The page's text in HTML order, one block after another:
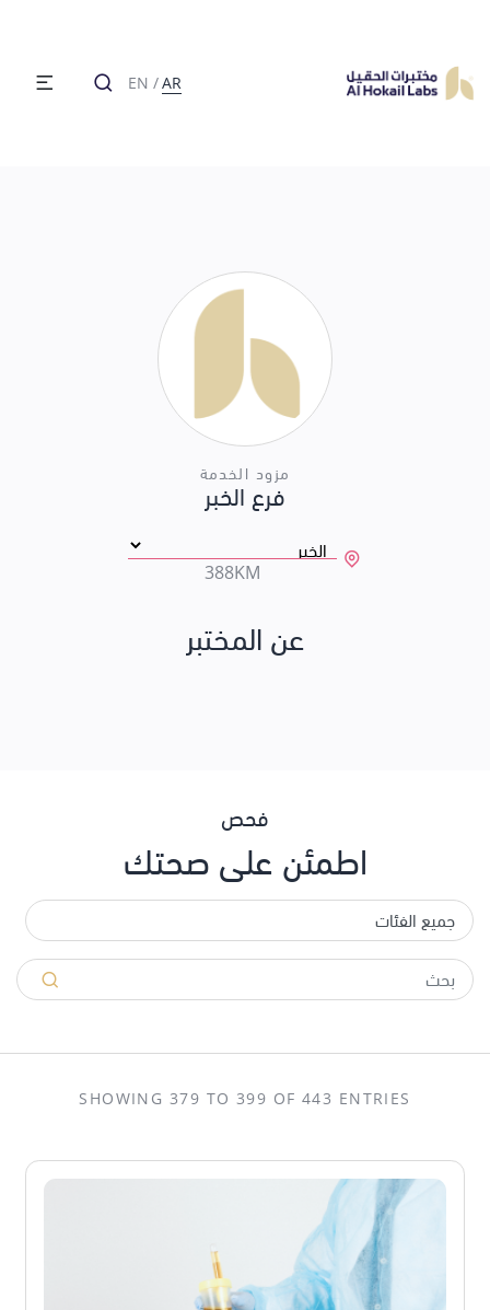
EN /AR
مزود الخدمة
فرع الخبر
388KM
عن المختبر
فحص
اطمئن على صحتك
SHOWING 379 TO 399 OF 443 ENTRIES